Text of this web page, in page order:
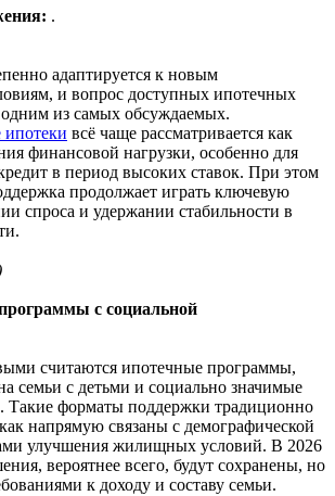
.
адаптируется к новым
и вопрос доступных ипотечных
одним из самых обсуждаемых.
всё чаще рассматривается как
финансовой нагрузки, особенно для
в период высоких ставок. При этом
продолжает играть ключевую
спроса и удержании стабильности в
с социальной
считаются ипотечные программы,
семьи с детьми и социально значимые
Такие форматы поддержки традиционно
напрямую связаны с демографической
улучшения жилищных условий. В 2026
вероятнее всего, будут сохранены, но
к доходу и составу семьи.